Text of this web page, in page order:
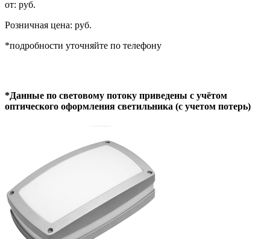
от: руб.
Розничная цена: руб.
*подробности уточняйте по телефону
*Данные по световому потоку приведены с учётом
оптического оформления светильника (с учетом потерь)